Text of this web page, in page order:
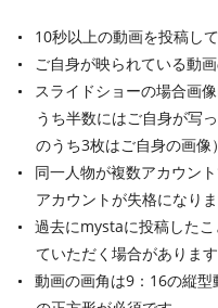
10秒以上の動画を投稿して
ご自身が映られている動画
スライドショーの場合画
うち半数にはご自身が写
のうち3枚はご自身の画像）
同一人物が複数アカウン
アカウントが失格になりま
過去にmystaに投稿した
ていただく場合があります
動画の画角は9：16の縦